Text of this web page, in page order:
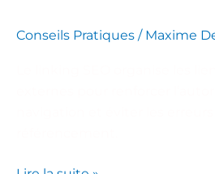
Conseils Pratiques / Maxime